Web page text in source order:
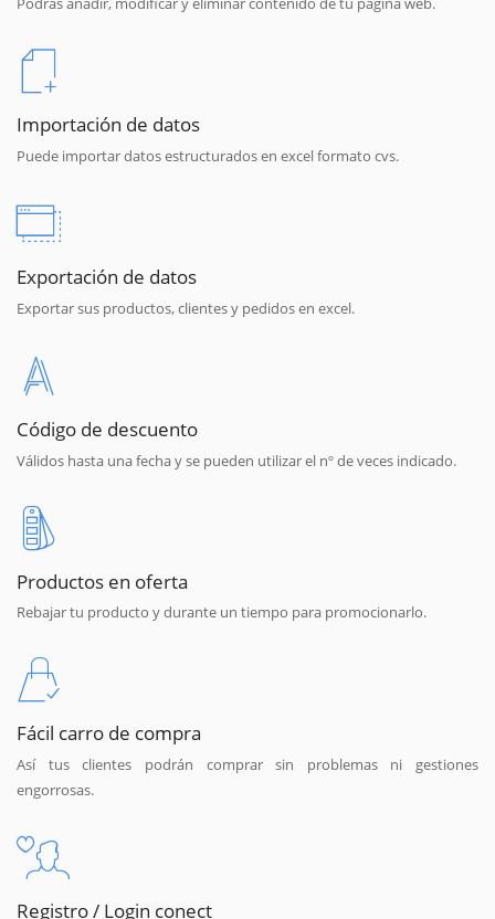
Importación de datos
Puede importar datos estructurados en excel formato cvs.
Exportación de datos
Exportar sus productos, clientes y pedidos en excel.
Código de descuento
Válidos hasta una fecha y se pueden utilizar el nº de veces indicado.
Productos en oferta
Rebajar tu producto y durante un tiempo para promocionarlo.
Fácil carro de compra
Así tus clientes podrán comprar sin problemas ni gestiones
engorrosas.
Registro / Login conect